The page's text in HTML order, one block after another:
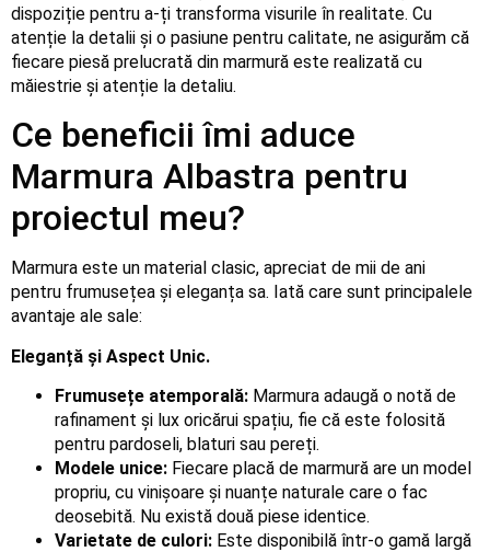
dispoziție pentru a-ți transforma visurile în realitate. Cu
atenție la detalii și o pasiune pentru calitate, ne asigurăm că
fiecare piesă prelucrată din marmură este realizată cu
măiestrie și atenție la detaliu.
Ce beneficii îmi aduce
Marmura Albastra pentru
proiectul meu?
Marmura este un material clasic, apreciat de mii de ani
pentru frumusețea și eleganța sa. Iată care sunt principalele
avantaje ale sale:
Eleganță și Aspect Unic.
Frumusețe atemporală: Marmura adaugă o notă de
rafinament și lux oricărui spațiu, fie că este folosită
pentru pardoseli, blaturi sau pereți.
Modele unice: Fiecare placă de marmură are un model
propriu, cu vinișoare și nuanțe naturale care o fac
deosebită. Nu există două piese identice.
Varietate de culori: Este disponibilă într-o gamă largă